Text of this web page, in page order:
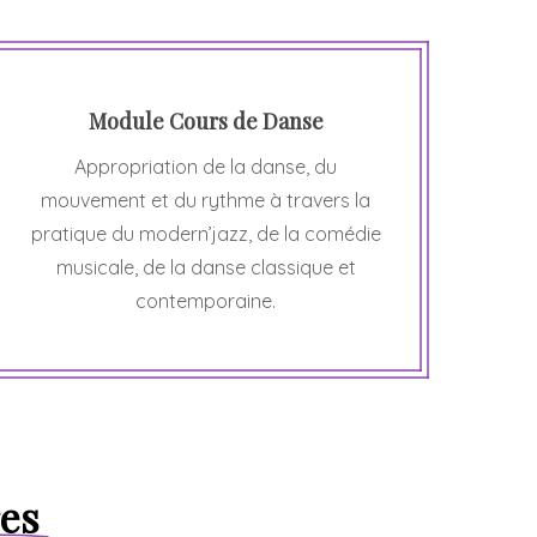
Module Cours de Danse
Appropriation de la danse, du
mouvement et du rythme à travers la
pratique du modern’jazz, de la comédie
musicale, de la danse classique et
contemporaine.